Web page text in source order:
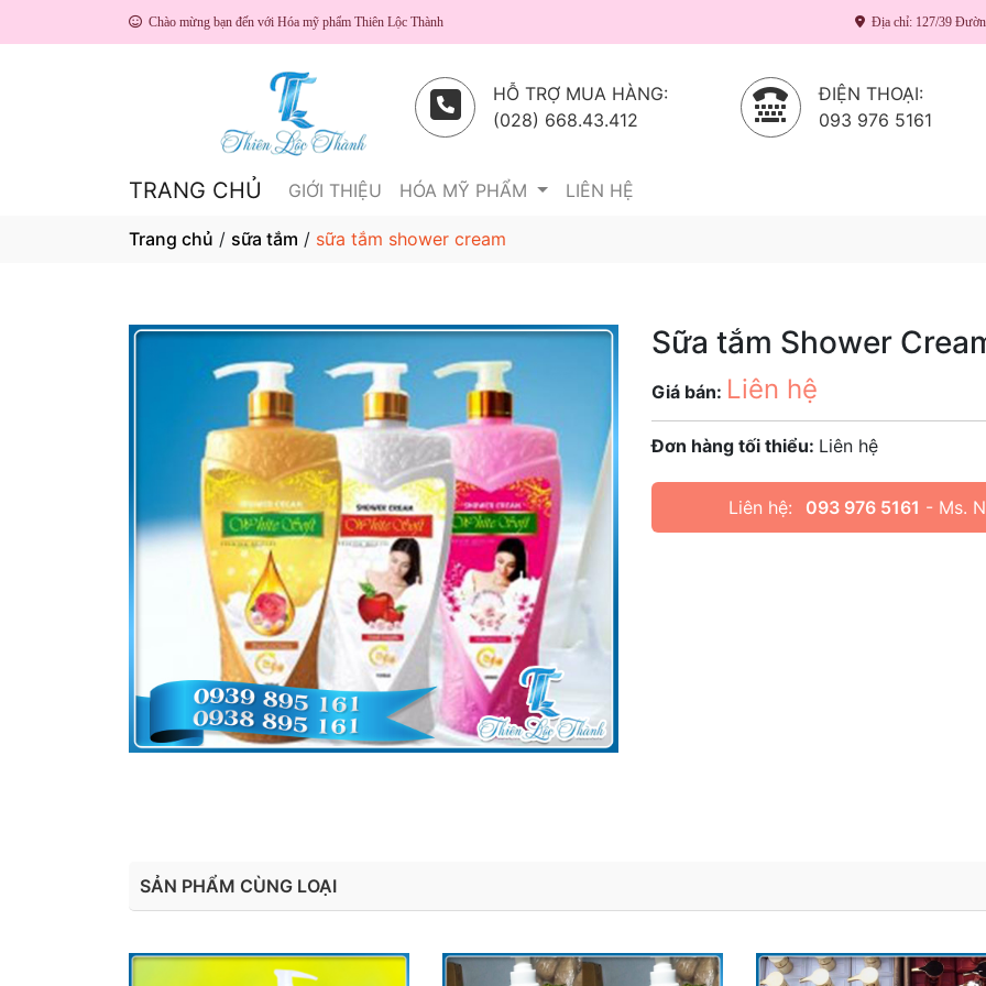
Chào mừng bạn đến với Hóa mỹ phẩm Thiên Lộc Thành Địa chỉ: 127/39
HỖ TRỢ MUA HÀNG:
(028) 668.43.412
ĐIỆN THOẠI:
093 976 5161
TRANG CHỦ GIỚI THIỆU HÓA MỸ PHẨM LIÊN HỆ
Trang chủ / sữa tắm / sữa tắm shower cream
Sữa tắm Shower
Giá bán: Liên hệ
Đơn hàng tối thiểu: Liên hệ
Liên hệ: 093 976 5161 - Ms.
SẢN PHẨM CÙNG LOẠI